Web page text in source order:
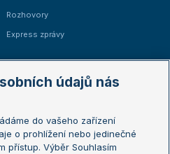
Rozhovory
Express zprávy
Australian Open
French Open
údajů nás
do vašeho zařízení
o prohlížení nebo jedinečné
přístup. Výběr Souhlasím